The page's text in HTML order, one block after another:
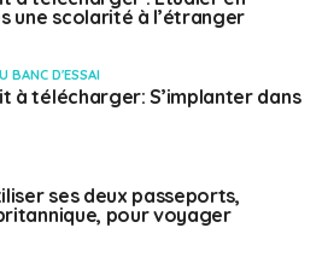
une scolarité à l’étranger
BANC D'ESSAI
à télécharger: S’implanter dans
ses deux passeports,
pour voyager